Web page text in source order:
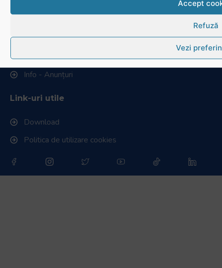
Accept
Refuză
Vezi
Stadionul național de rugby
Conducere, comisii și departamente
Info - Anunțuri
Link-uri utile
Download
Politica de utilizare cookies